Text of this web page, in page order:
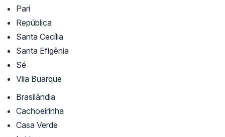
Pari
República
Santa Cecília
Santa Efigênia
Sé
Vila Buarque
Brasilândia
Cachoeirinha
Casa Verde